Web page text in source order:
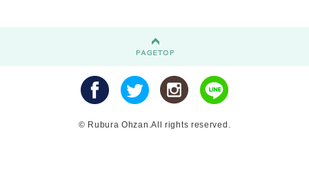
© Rubura Ohzan.All rights reserved.